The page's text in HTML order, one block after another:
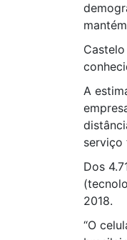
A
serviço
Dos
2018.
“O